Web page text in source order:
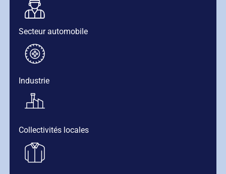
Secteur automobile
Industrie
Collectivités locales